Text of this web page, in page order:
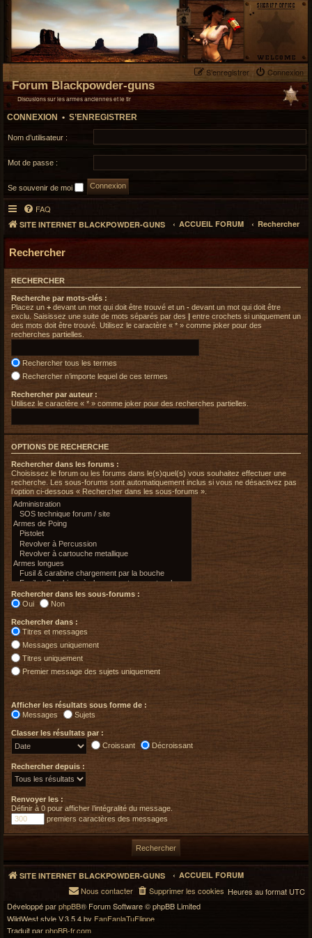
Connexion
S’enregistrer
Forum Blackpowder-guns
Discusions sur les armes anciennes et le tir
CONNEXION • S’ENREGISTRER
Nom d’utilisateur :
Mot de passe :
Se souvenir de moi
FAQ
SITE INTERNET BLACKPOWDER-GUNS ACCUEIL FORUM Rechercher
Rechercher
RECHERCHER
Recherche par mots-clés :
Placez un + devant un mot qui doit être trouvé et un - devant un mot qui doit être
exclu. Saisissez une suite de mots séparés par des | entre crochets si uniquement un
des mots doit être trouvé. Utilisez le caractère « * » comme joker pour des
recherches partielles.
Rechercher tous les termes
Rechercher n’importe lequel de ces termes
Rechercher par auteur :
Utilisez le caractère « * » comme joker pour des recherches partielles.
OPTIONS DE RECHERCHE
Rechercher dans les forums :
Choisissez le forum ou les forums dans le(s)quel(s) vous souhaitez effectuer une
recherche. Les sous-forums sont automatiquement inclus si vous ne désactivez pas
l’option ci-dessous « Rechercher dans les sous-forums ».
Rechercher dans les sous-forums :
Oui
Non
Rechercher dans :
Titres et messages
Messages uniquement
Titres uniquement
Premier message des sujets uniquement
Afficher les résultats sous forme de :
Messages
Sujets
Classer les résultats par :
Croissant
Décroissant
Rechercher depuis :
Renvoyer les :
Définir à 0 pour afficher l’intégralité du message.
premiers caractères des messages
SITE INTERNET BLACKPOWDER-GUNS ACCUEIL FORUM
Heures au format UTC
Supprimer les cookies
Nous contacter
Développé parphpBB® Forum Software © phpBB Limited
WildWest style V.3.5.4 by FanFanlaTuFlippe
Traduit parphpBB-fr.com